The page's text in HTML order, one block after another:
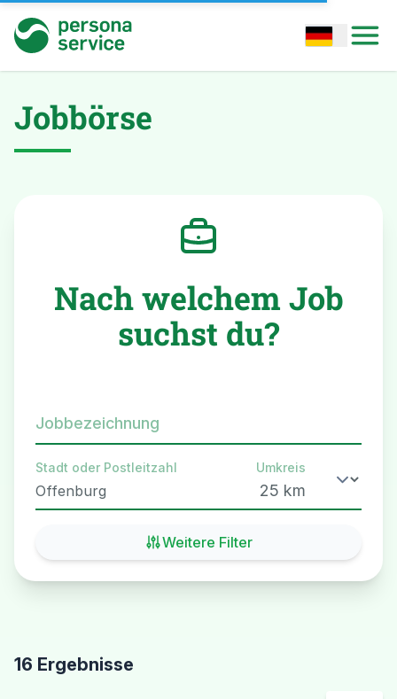
persona service Open options
Jobbörse
Nach welchem Job
suchst du?
Jobbezeichnung
Stadt oder Postleitzahl Umkreis
Weitere Filter
16 Ergebnisse